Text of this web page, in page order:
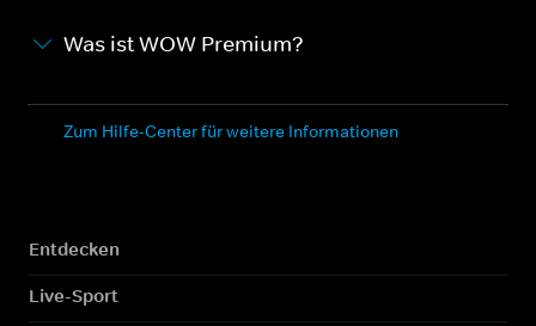
Was ist WOW Premium?
Zum Hilfe-Center für weitere Informationen
Entdecken
Live-Sport